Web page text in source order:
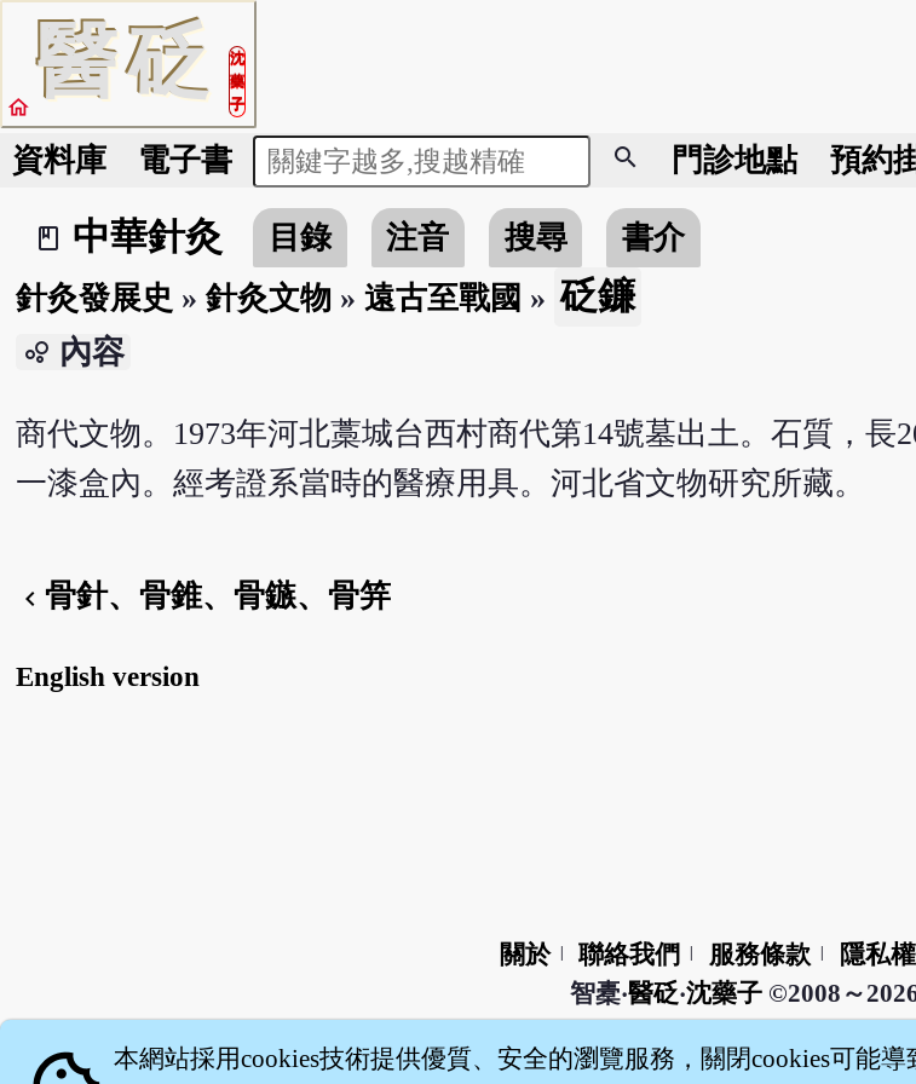
醫砭
沈
藥
子
home
資料庫 電子書 search 門診地點 預約
book_2
中華針灸 目錄 注音 搜尋
書介
針灸發展史 » 針灸文物 » 遠古至戰國 » 砭鐮
bubble_chart 內容
商代文物。1973年河北藁城台西村商代第14號墓出土。石質，長
一漆盒內。經考證系當時的醫療用具。河北省文物研究所藏。
chevron_left 骨針、骨錐、骨鏃、骨笄
English version
關於 聯絡我們 服務條款 隱私
智橐‧醫砭‧沈藥子©2008～
本網站採用cookies技術提供優質、安全的瀏覽服務，關閉cookies可能導